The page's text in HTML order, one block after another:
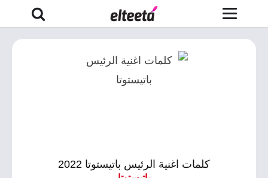
كلمات اغنية الرئيس باتيستوتا 2022